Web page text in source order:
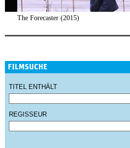
The Forecaster (2015)
FILMSUCHE
TITEL ENTHÄLT
REGISSEUR